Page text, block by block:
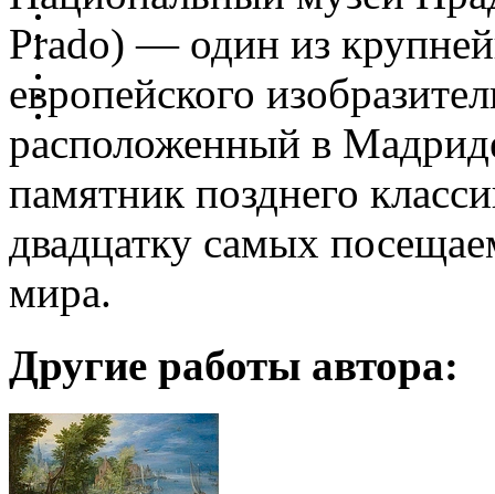
Prado) — один из
европейского
расположенный в
памятник позднего
двадцатку самых
мира.
Другие работы автора: